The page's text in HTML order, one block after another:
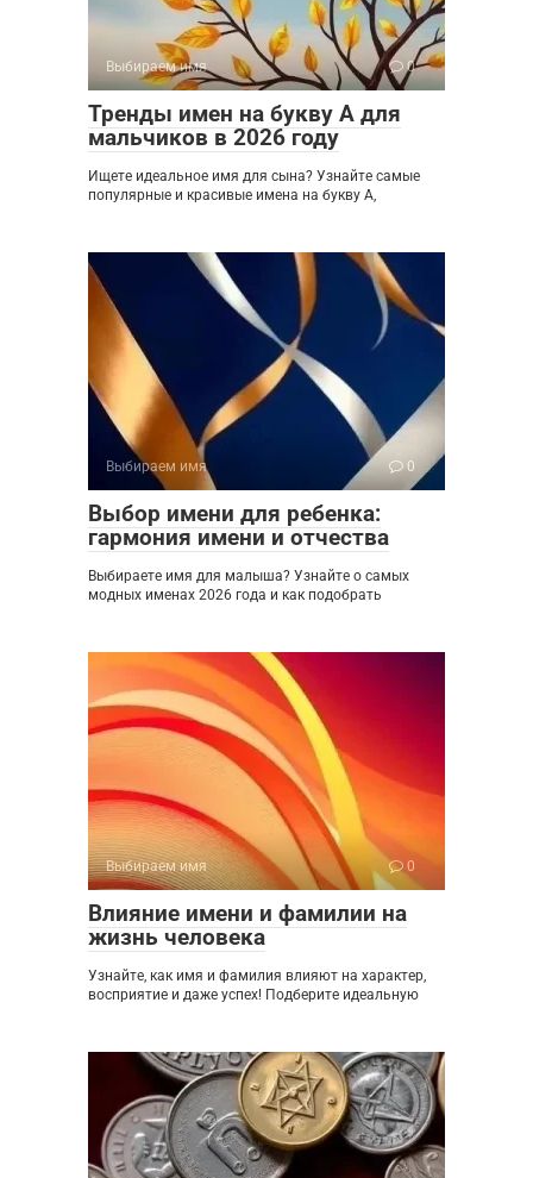
Выбираем имя 0
Тренды имен на букву А для
мальчиков в 2026 году
Ищете идеальное имя для сына? Узнайте самые
популярные и красивые имена на букву А,
Выбираем имя 0
Выбор имени для ребенка:
гармония имени и отчества
Выбираете имя для малыша? Узнайте о самых
модных именах 2026 года и как подобрать
Выбираем имя 0
Влияние имени и фамилии на
жизнь человека
Узнайте, как имя и фамилия влияют на характер,
восприятие и даже успех! Подберите идеальную